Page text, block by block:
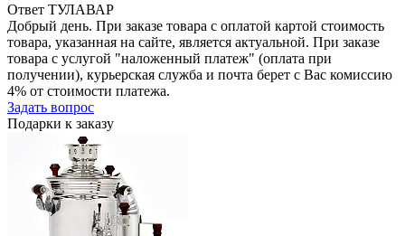
Ответ ТУЛАВАР
Добрый день. При заказе товара с оплатой картой стоимость
товара, указанная на сайте, является актуальной. При заказе
товара с услугой "наложенный платеж" (оплата при
получении), курьерская служба и почта берет с Вас комиссию
4% от стоимости платежа.
Задать вопрос
Подарки к заказу